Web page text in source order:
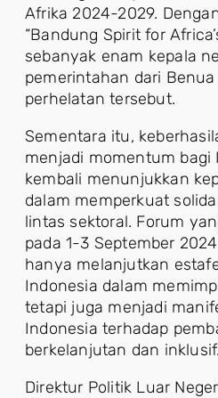
Afrika 2024-2029.
“Bandung Spirit for
sebanyak enam kepala
pemerintahan dari
perhelatan tersebut.
Sementara itu,
menjadi momentum bagi
kembali menunjukkan
dalam memperkuat
lintas sektoral. Forum
pada 1-3 September
hanya melanjutkan
Indonesia dalam
tetapi juga menjadi
Indonesia terhadap
berkelanjutan dan inklusif.
Direktur Politik Luar